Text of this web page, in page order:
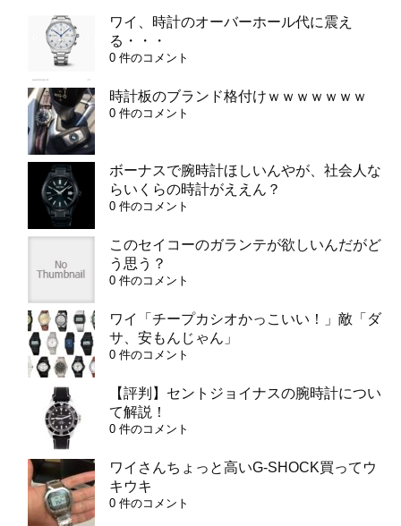
ワイ、時計のオーバーホール代に震え
る・・・
0 件のコメント
時計板のブランド格付けｗｗｗｗｗｗｗ
0 件のコメント
ボーナスで腕時計ほしいんやが、社会人な
らいくらの時計がええん？
0 件のコメント
このセイコーのガランテが欲しいんだがど
う思う？
0 件のコメント
ワイ「チープカシオかっこいい！」敵「ダ
サ、安もんじゃん」
0 件のコメント
【評判】セントジョイナスの腕時計につい
て解説！
0 件のコメント
ワイさんちょっと高いG-SHOCK買ってウ
キウキ
0 件のコメント